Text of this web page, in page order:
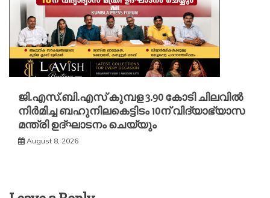
ജി.എസ്.ബി.എസ് കുമ്പള 3.90 കോടി ചിലവിൽ
നിർമിച്ച ബഹുനിലകെട്ടിടം 10ന് വിദ്യാഭ്യാസ
മന്ത്രി ഉദ്ഘാടനം ചെയ്യും
August 8, 2026